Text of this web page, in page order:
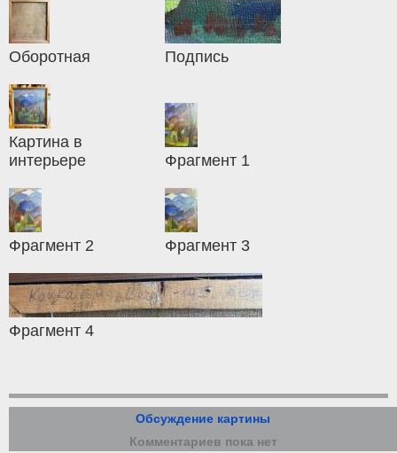
Оборотная Подпись
Картина в
интерьере
Фрагмент 1
Фрагмент 2 Фрагмент 3
Фрагмент 4
Обсуждение картины
Комментариев пока нет